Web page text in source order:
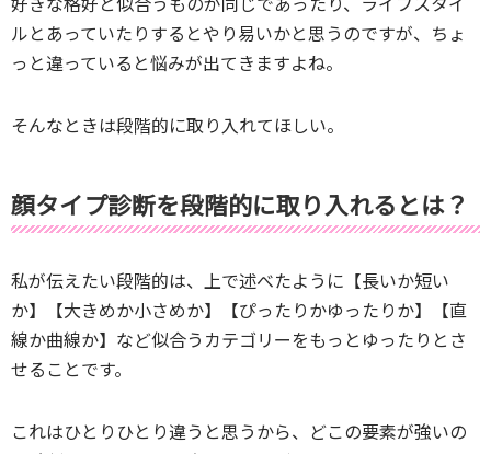
ルとあっていたりするとやり易いかと思うのですが、ちょ
っと違っていると悩みが出てきますよね。
そんなときは段階的に取り入れてほしい。
顔タイプ診断を段階的に取り入れるとは？
私が伝えたい段階的は、上で述べたように【長いか短い
か】【大きめか小さめか】【ぴったりかゆったりか】【直
線か曲線か】など似合うカテゴリーをもっとゆったりとさ
せることです。
これはひとりひとり違うと思うから、どこの要素が強いの